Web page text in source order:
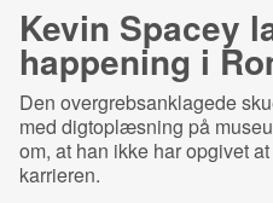
Kevin Spacey
happening i
Den overgrebsanklagede
med digtoplæsning på
om, at han ikke har opgivet
karrieren.